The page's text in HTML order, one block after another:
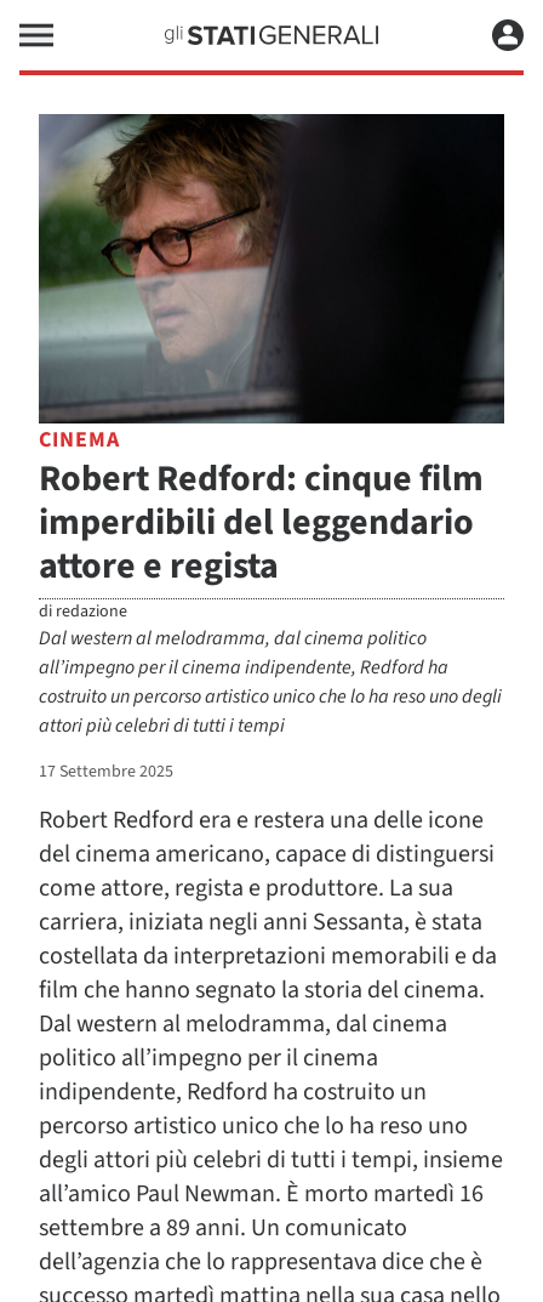
CINEMA
Robert Redford: cinque film
imperdibili del leggendario
attore e regista
di redazione
Dal western al melodramma, dal cinema politico
all’impegno per il cinema indipendente, Redford ha
costruito un percorso artistico unico che lo ha reso uno degli
attori più celebri di tutti i tempi
17 Settembre 2025
Robert Redford era e restera una delle icone
del cinema americano, capace di distinguersi
come attore, regista e produttore. La sua
carriera, iniziata negli anni Sessanta, è stata
costellata da interpretazioni memorabili e da
film che hanno segnato la storia del cinema.
Dal western al melodramma, dal cinema
politico all’impegno per il cinema
indipendente, Redford ha costruito un
percorso artistico unico che lo ha reso uno
degli attori più celebri di tutti i tempi, insieme
all’amico Paul Newman. È morto martedì 16
settembre a 89 anni. Un comunicato
dell’agenzia che lo rappresentava dice che è